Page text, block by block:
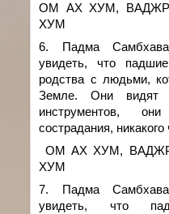
ОМ АХ ХУМ,
ХУМ
6. Падма
увидеть, что
родства с людьми,
Земле. Они видят
инструментов,
сострадания,
ОМ АХ ХУМ,
ХУМ
7. Падма
увидеть, что